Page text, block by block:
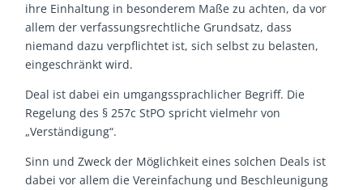
ihre Einhaltung in besonderem Maße zu achten, da vor
allem der verfassungsrechtliche Grundsatz, dass
niemand dazu verpflichtet ist, sich selbst zu belasten,
eingeschränkt wird.
Deal ist dabei ein umgangssprachlicher Begriff. Die
Regelung des § 257c StPO spricht vielmehr von
„Verständigung“.
Sinn und Zweck der Möglichkeit eines solchen Deals ist
dabei vor allem die Vereinfachung und Beschleunigung